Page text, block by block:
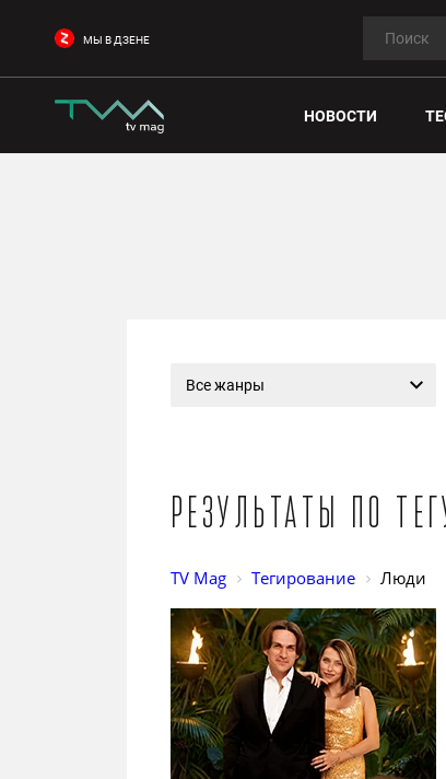
МЫ В ДЗЕНЕ
НОВОСТИ
Все жанры
Результаты по
TV Mag Тегирование Люди